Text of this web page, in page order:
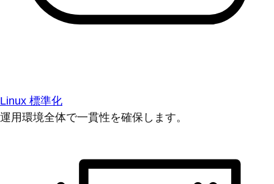
Linux 標準化
運用環境全体で一貫性を確保します。